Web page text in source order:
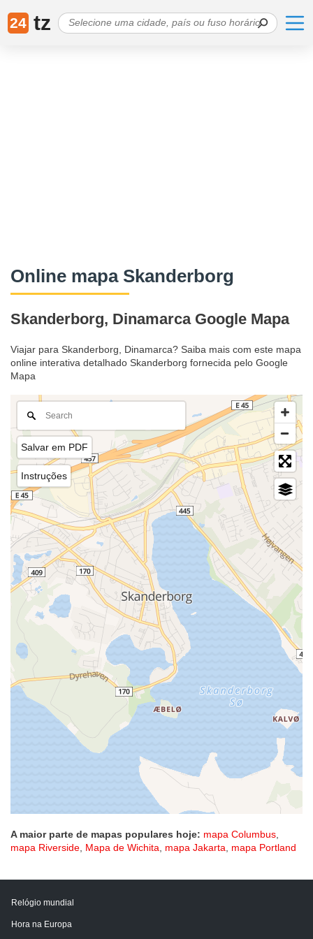
24 tz
Online mapa Skanderborg
Skanderborg, Dinamarca Google Mapa
Viajar para Skanderborg, Dinamarca? Saiba mais com este mapa
online interativa detalhado Skanderborg fornecida pelo Google
Mapa
Salvar em PDF
Instruções
A maior parte de mapas populares hoje: mapa Columbus,
mapa Riverside, Mapa de Wichita, mapa Jakarta, mapa Portland
Relógio mundial
Hora na Europa